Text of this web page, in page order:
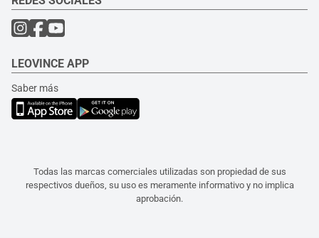
LEOVINCE APP
Saber más
Todas las marcas comerciales utilizadas son propiedad de sus
respectivos dueños, su uso es meramente informativo y no implica
aprobación.